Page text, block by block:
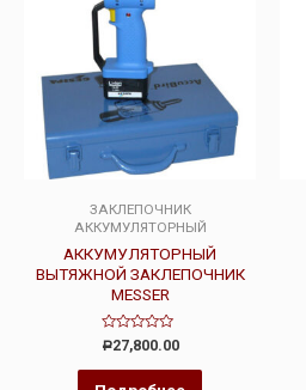
ЗАКЛЕПОЧНИК
АККУМУЛЯТОРНЫЙ
АККУМУЛЯТОРНЫЙ
ВЫТЯЖНОЙ ЗАКЛЕПОЧНИК
MESSER
Оценка
0
из
Р27,800.00